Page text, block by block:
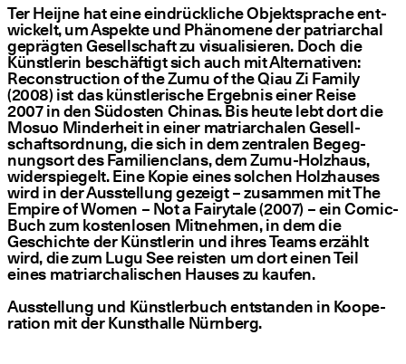
Ter Hei­j­ne hat eine ein­drück­li­che Objekt­spra­che ent­
wi­ckelt, um Aspek­te und Phä­no­me­ne der patri­ar­chal
gepräg­ten Gesell­schaft zu visua­li­sie­ren. Doch die
Künst­le­rin beschäf­tigt sich auch mit Alter­na­ti­ven:
Recon­s­truc­tion of the Zumu of the Qiau Zi Fami­ly
(2008) ist das künst­le­ri­sche Ergeb­nis einer Rei­se
2007 in den Süd­os­ten Chi­nas. Bis heu­te lebt dort die
Mos­uo Min­der­heit in einer matri­ar­cha­len Gesell­
schafts­ord­nung, die sich in dem zen­tra­len Begeg­
nungs­ort des Fami­li­en­clans, dem Zumu-Holz­haus,
wider­spie­gelt. Eine Kopie eines sol­chen Holz­hau­ses
wird in der Aus­stel­lung gezeigt – zusam­men mit The
Empire of Women – Not a Fairy­ta­le (2007) – ein Comic-
Buch zum kos­ten­lo­sen Mit­neh­men, in dem die
Geschich­te der Künst­le­rin und ihres Teams erzählt
wird, die zum Lugu See reis­ten um dort einen Teil
eines matri­ar­cha­li­schen Hau­ses zu kaufen.
Aus­stel­lung und Künst­ler­buch ent­stan­den in Koope­
ra­ti­on mit der Kunst­hal­le Nürnberg.